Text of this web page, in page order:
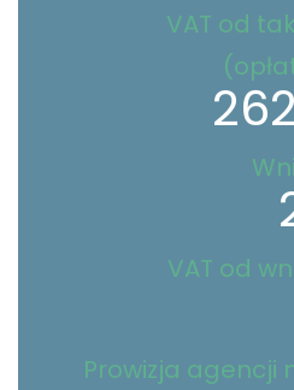
VAT od
VAT od
Prowizja agencji